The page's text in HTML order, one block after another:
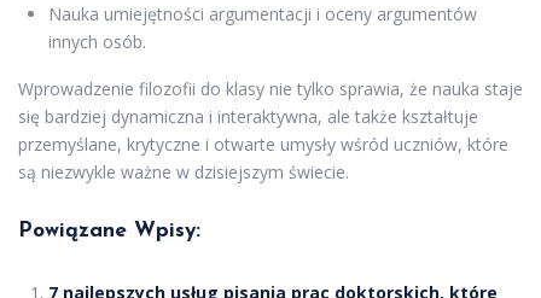
Nauka umiejętności argumentacji i oceny argumentów
innych osób.
Wprowadzenie filozofii do klasy nie tylko sprawia, że nauka staje
się bardziej dynamiczna i interaktywna, ale także kształtuje
przemyślane, krytyczne i otwarte umysły wśród uczniów, które
są niezwykle ważne w dzisiejszym świecie.
Powiązane Wpisy:
7 najlepszych usług pisania prac doktorskich, które